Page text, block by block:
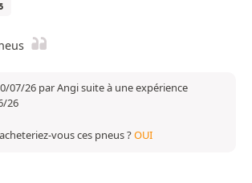
07/26 par Angi suite à une expérience
26
vous ces pneus ?OUI